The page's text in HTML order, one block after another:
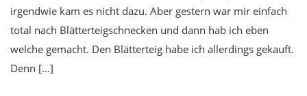
irgendwie kam es nicht dazu. Aber gestern war mir einfach
total nach Blätterteigschnecken und dann hab ich eben
welche gemacht. Den Blätterteig habe ich allerdings gekauft.
Denn […]